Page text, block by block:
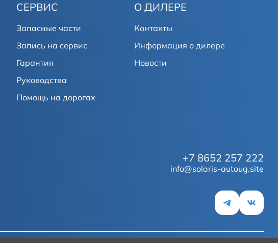
СЕРВИС
Запасные части
Запись на сервис
Гарантия
Руководства
Помощь на дорогах
О ДИЛЕРЕ
Контакты
Информация о дилере
Новости
+7 8652 257 222
info@solaris-autoug.site